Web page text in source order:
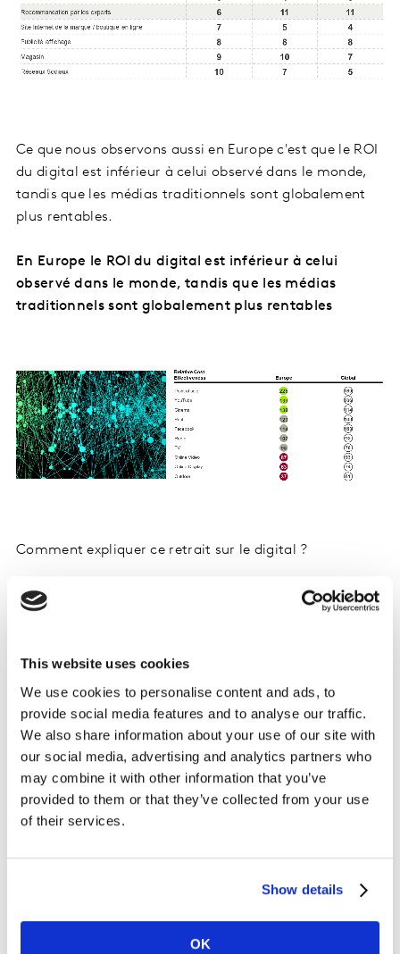
This website uses cookies
We use cookies to personalise content and ads, to
provide social media features and to analyse our traffic.
We also share information about your use of our site with
our social media, advertising and analytics partners who
may combine it with other information that you’ve
provided to them or that they’ve collected from your use
of their services.
Show details
OK
Ce que nous observons aussi en Europe c'est que le ROI
du digital est inférieur à celui observé dans le monde,
tandis que les médias traditionnels sont globalement
plus rentables.
En Europe le ROI du digital est inférieur à celui
observé dans le monde, tandis que les médias
traditionnels sont globalement plus rentables
Comment expliquer ce retrait sur le digital ?
Il ne suffit pas de faire du bruit pour être entendu.
(Ad bloqueur…) ou inconsciemment.
Il est nécessaire, notamment en digital, de créer une
expérience qui compte en engageant le consommateur
avec une sélection de points de contact porteurs d'un
contenu pertinent et de qualité. En effet, la qualité
créative des contenus est clé pour une stratégie
d'activation efficace.
Il est essentiel également de comprendre chaque cible
visée et sa tolérance aux publicités notamment en